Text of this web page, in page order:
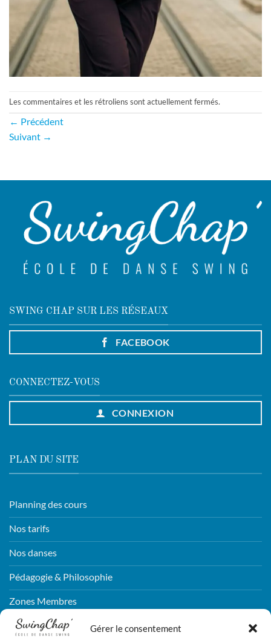
Gérer le consentement
Les commentaires et les rétroliens sont actuellement fermés.
← Précédent
Suivant →
SWING CHAP SUR LES RÉSEAUX
FACEBOOK
CONNECTEZ-VOUS
CONNEXION
PLAN DU SITE
Planning des cours
Nos tarifs
Nos danses
Pédagogie & Philosophie
Zones Membres
Connexion